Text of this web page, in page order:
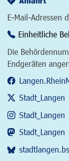
E-Mail-Adressen
Einheitliche
Die
Endgeräten
Stadt_Langen
Stadt_Langen
Stadt_Langen